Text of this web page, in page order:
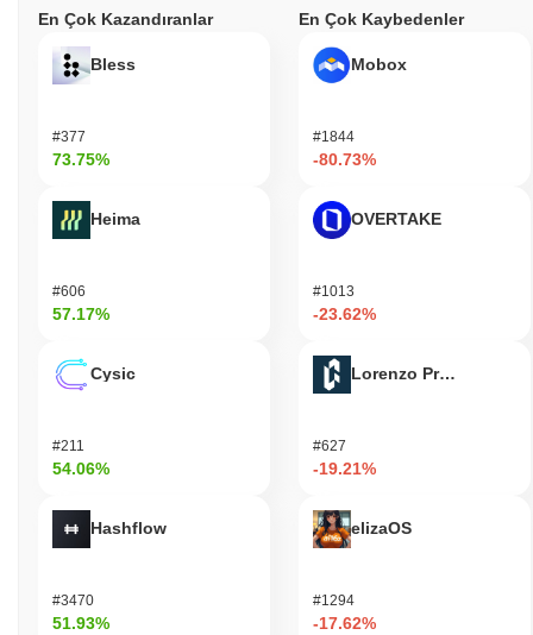
En Çok Kazandıranlar
Bless
#377
73.75%
Heima
#606
57.17%
Cysic
#211
54.06%
Hashflow
#3470
51.93%
En Çok Kaybedenler
Mobox
#1844
-80.73%
OVERTAKE
#1013
-23.62%
Lorenzo Protocol
#627
-19.21%
elizaOS
#1294
-17.62%